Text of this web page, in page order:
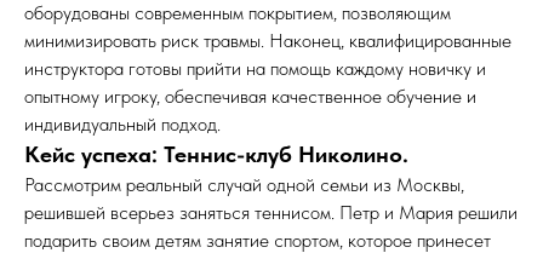
оборудованы современным покрытием, позволяющим
минимизировать риск травмы. Наконец, квалифицированные
инструктора готовы прийти на помощь каждому новичку и
опытному игроку, обеспечивая качественное обучение и
индивидуальный подход.
Кейс успеха: Теннис-клуб Николино.
Рассмотрим реальный случай одной семьи из Москвы,
решившей всерьез заняться теннисом. Петр и Мария решили
подарить своим детям занятие спортом, которое принесет